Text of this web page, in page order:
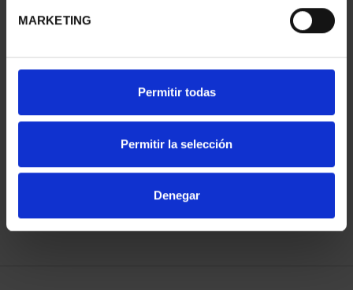
MARKETING
Permitir todas
Permitir la selección
Denegar
CAPITALES DE
COMPLET...
3.796,00 €